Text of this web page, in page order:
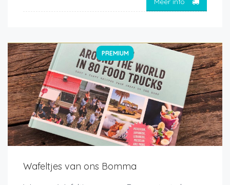
PREMIUM
Wafeltjes van ons Bomma